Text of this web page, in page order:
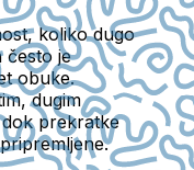
koliko dugo
često je
obuke.
dugim
prekratke